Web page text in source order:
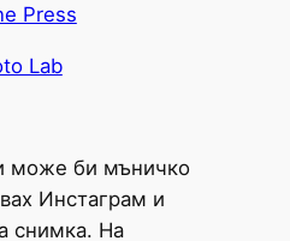
Press
Lab
може би мъничко
Инстаграм и
снимка. На